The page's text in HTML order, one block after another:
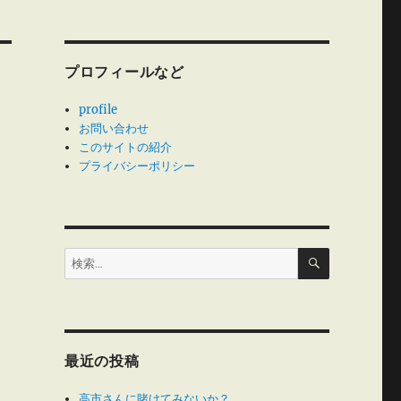
プロフィールなど
profile
お問い合わせ
このサイトの紹介
プライバシーポリシー
検
索:
検
最近の投稿